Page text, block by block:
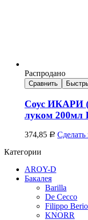
Распродано
Сравнить
Соус ИКАРИ
луком 200мл
374,85 Р Сделать
Категории
AROY-D
Бакалея
Barilla
De Cecco
Filippo Berio
KNORR